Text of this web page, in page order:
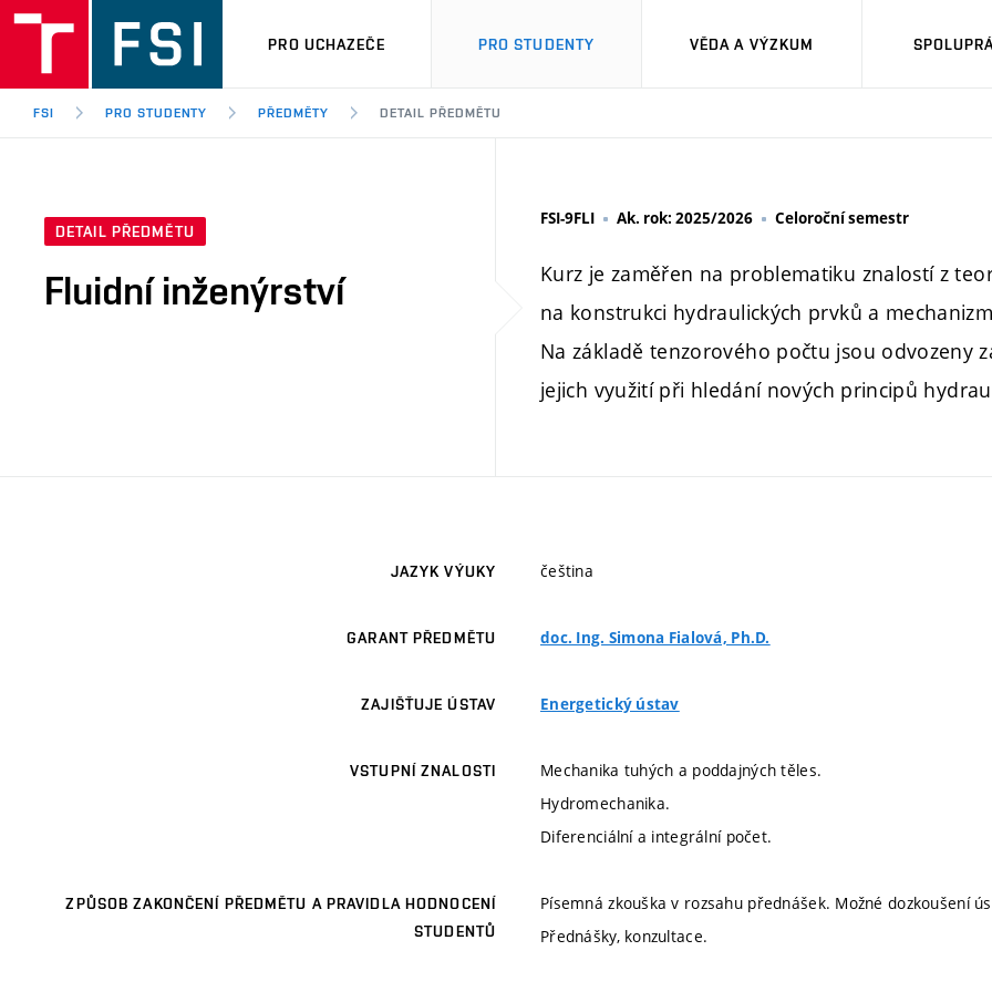
PRO UCHAZEČE PRO STUDENTY VĚDA A VÝZKUM
FSI PRO STUDENTY PŘEDMĚTY DETAIL PŘEDMĚTU
DETAIL PŘEDMĚTU
Fluidní inženýrství
FSI-9FLI Ak. rok: 2025/2026 Celoroční semestr
Kurz je zaměřen na problematiku znalostí z
na konstrukci hydraulických prvků a
Na základě tenzorového počtu jsou odvozeny
jejich využití při hledání nových principů
JAZYK VÝUKY čeština
GARANT PŘEDMĚTU doc. Ing. Simona Fialová, Ph.D.
ZAJIŠŤUJE ÚSTAV Energetický ústav
VSTUPNÍ ZNALOSTI
Mechanika tuhých a poddajných těles.
Hydromechanika.
Diferenciální a integrální počet.
ZPŮSOB ZAKONČENÍ PŘEDMĚTU A PRAVIDLA HODNOCENÍ
STUDENTŮ
Písemná zkouška v rozsahu přednášek. Možné dozkoušení
Přednášky, konzultace.